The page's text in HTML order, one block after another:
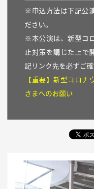
※申込方法は下記公
ださい。
※本公演は、新型コ
止対策を講じた上で
記リンク先を必ずご確
【重要】新型コロ
さまへのお願い